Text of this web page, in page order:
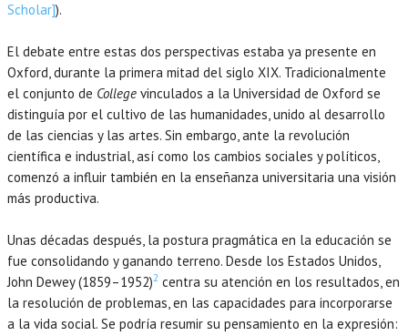
Scholar]).
El debate entre estas dos perspectivas estaba ya presente en
Oxford, durante la primera mitad del siglo XIX. Tradicionalmente
el conjunto de College vinculados a la Universidad de Oxford se
distinguía por el cultivo de las humanidades, unido al desarrollo
de las ciencias y las artes. Sin embargo, ante la revolución
científica e industrial, así como los cambios sociales y políticos,
comenzó a influir también en la enseñanza universitaria una visión
más productiva.
Unas décadas después, la postura pragmática en la educación se
fue consolidando y ganando terreno. Desde los Estados Unidos,
John Dewey (1859–1952)2 centra su atención en los resultados, en
la resolución de problemas, en las capacidades para incorporarse
a la vida social. Se podría resumir su pensamiento en la expresión: